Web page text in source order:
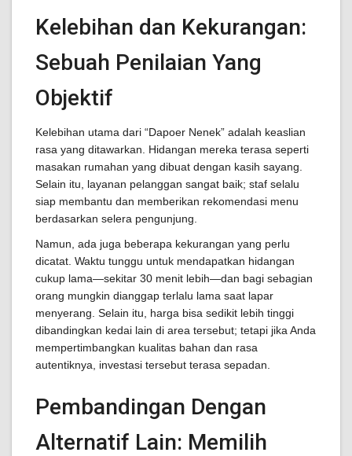
Kelebihan dan Kekurangan:
Sebuah Penilaian Yang
Objektif
Kelebihan utama dari “Dapoer Nenek” adalah keaslian
rasa yang ditawarkan. Hidangan mereka terasa seperti
masakan rumahan yang dibuat dengan kasih sayang.
Selain itu, layanan pelanggan sangat baik; staf selalu
siap membantu dan memberikan rekomendasi menu
berdasarkan selera pengunjung.
Namun, ada juga beberapa kekurangan yang perlu
dicatat. Waktu tunggu untuk mendapatkan hidangan
cukup lama—sekitar 30 menit lebih—dan bagi sebagian
orang mungkin dianggap terlalu lama saat lapar
menyerang. Selain itu, harga bisa sedikit lebih tinggi
dibandingkan kedai lain di area tersebut; tetapi jika Anda
mempertimbangkan kualitas bahan dan rasa
autentiknya, investasi tersebut terasa sepadan.
Pembandingan Dengan
Alternatif Lain: Memilih